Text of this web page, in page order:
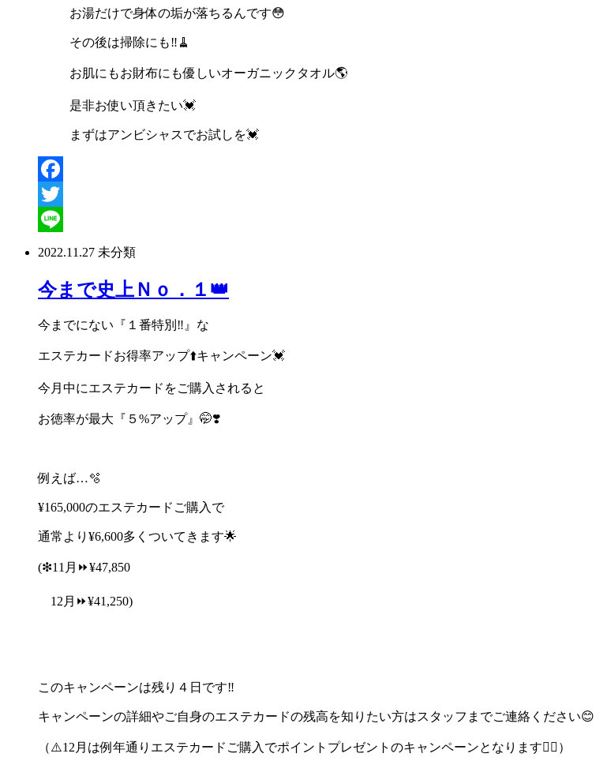
お湯だけで身体の垢が落ちるんです😳
その後は掃除にも‼️🧹
お肌にもお財布にも優しいオーガニックタオル🌎
是非お使い頂きたい💓
まずはアンビシャスでお試しを💓
Facebook
Twitter
2022.11.27 未分類
今まで史上Ｎｏ．１👑
今までにない『１番特別 ‼』な
エステカードお得率アップ⬆️キャンペーン💓
今月中にエステカードをご購入されると
お徳率が最大『５ %アップ』 🤭❣️
例えば…🫧
¥165,000のエステカードご購入で
通常より ¥6,600多くついてきます🌟
(❇︎11月 ⏩¥47,850
12月 ⏩¥41,250)
このキャンペーンは残り４日です‼️
キャンペーンの詳細やご自身のエステカードの残高を知りたい方はスタッフまでご連絡ください😊
（⚠️12月は例年通りエステカードご購入でポイントプレゼントのキャンペーンとなります🙇‍♀️ ）